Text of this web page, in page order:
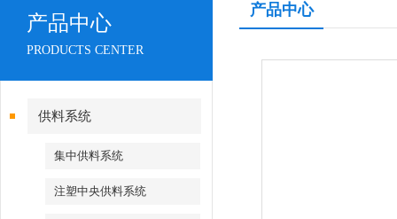
产品中心
PRODUCTS CENTER
供料系统
集中供料系统
注塑中央供料系统
产品中心